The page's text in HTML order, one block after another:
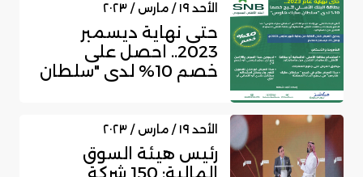
الأحد ١٩ / مارس / ٢٠٢٣
حتى نهاية ديسمبر
2023.. احصل على
خصم 10% لدى "سلطان
الأحد ١٩ / مارس / ٢٠٢٣
رئيس هيئة السوق
المالية: 150 شركة